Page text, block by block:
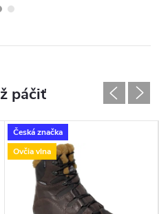
Česká značka
Ovčia vlna